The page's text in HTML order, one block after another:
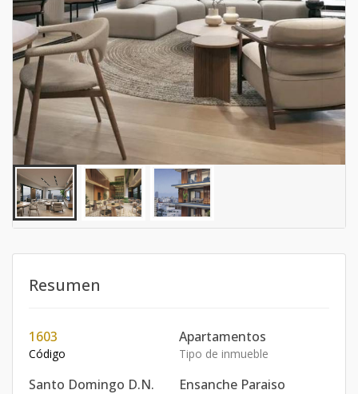
Resumen
1603
Código
Apartamentos
Tipo de inmueble
Santo Domingo D.N. Ensanche Paraiso